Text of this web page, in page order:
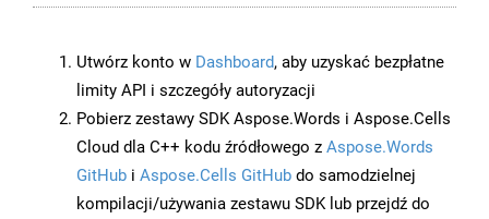
Utwórz konto w Dashboard, aby uzyskać bezpłatne
limity API i szczegóły autoryzacji
Pobierz zestawy SDK Aspose.Words i Aspose.Cells
Cloud dla C++ kodu źródłowego z Aspose.Words
GitHub i Aspose.Cells GitHub do samodzielnej
kompilacji/używania zestawu SDK lub przejdź do